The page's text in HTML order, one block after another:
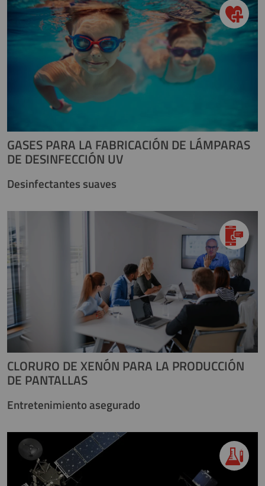
GASES PARA LA FABRICACIÓN DE LÁMPARAS
DE DESINFECCIÓN UV
Desinfectantes suaves
CLORURO DE XENÓN PARA LA PRODUCCIÓN
DE PANTALLAS
Entretenimiento asegurado